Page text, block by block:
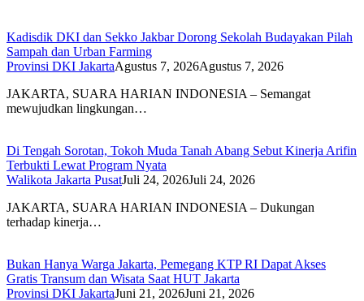
Kadisdik DKI dan Sekko Jakbar Dorong Sekolah Budayakan Pilah
Sampah dan Urban Farming
Provinsi DKI JakartaAgustus 7, 2026Agustus 7, 2026
JAKARTA, SUARA HARIAN INDONESIA – Semangat
mewujudkan lingkungan…
Di Tengah Sorotan, Tokoh Muda Tanah Abang Sebut Kinerja Arifin
Terbukti Lewat Program Nyata
Walikota Jakarta PusatJuli 24, 2026Juli 24, 2026
JAKARTA, SUARA HARIAN INDONESIA – Dukungan
terhadap kinerja…
Bukan Hanya Warga Jakarta, Pemegang KTP RI Dapat Akses
Gratis Transum dan Wisata Saat HUT Jakarta
Provinsi DKI JakartaJuni 21, 2026Juni 21, 2026